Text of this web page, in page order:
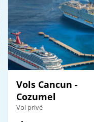
Vols Cancun -
Cozumel
Vol privé